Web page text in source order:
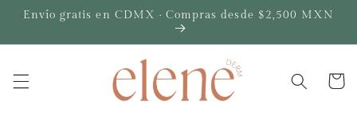
directamente
Envío gratis en CDMX · Compras desde $2,500 MXN
Carrito